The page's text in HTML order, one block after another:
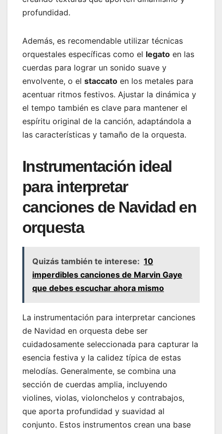
profundidad.
Además, es recomendable utilizar técnicas
orquestales específicas como el legato en las
cuerdas para lograr un sonido suave y
envolvente, o el staccato en los metales para
acentuar ritmos festivos. Ajustar la dinámica y
el tempo también es clave para mantener el
espíritu original de la canción, adaptándola a
las características y tamaño de la orquesta.
Instrumentación ideal
para interpretar
canciones de Navidad en
orquesta
Quizás también te interese: 10
imperdibles canciones de Marvin Gaye
que debes escuchar ahora mismo
La instrumentación para interpretar canciones
de Navidad en orquesta debe ser
cuidadosamente seleccionada para capturar la
esencia festiva y la calidez típica de estas
melodías. Generalmente, se combina una
sección de cuerdas amplia, incluyendo
violines, violas, violonchelos y contrabajos,
que aporta profundidad y suavidad al
conjunto. Estos instrumentos crean una base